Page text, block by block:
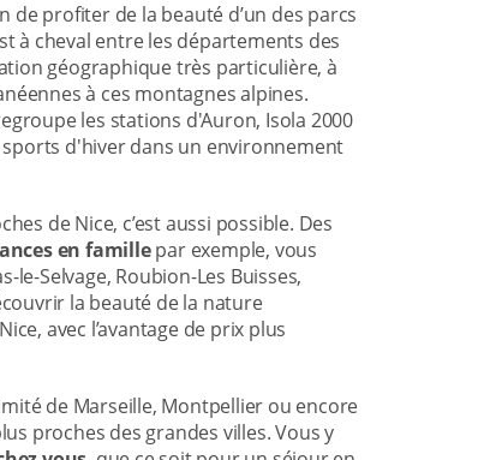
de profiter de la beauté d’un des parcs
à cheval entre les départements des
géographique très particulière, à
à ces montagnes alpines.
les stations d'Auron, Isola 2000
d'hiver dans un environnement
de Nice, c’est aussi possible. Des
en famillepar exemple, vous
le-Selvage, Roubion-Les Buisses,
la beauté de la nature
avec l’avantage de prix plus
de Marseille, Montpellier ou encore
proches des grandes villes. Vous y